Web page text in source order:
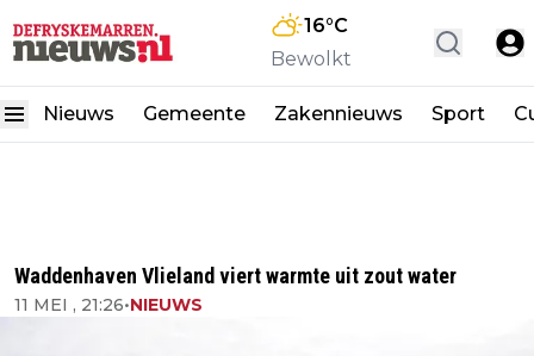
16°C
Bewolkt
Nieuws Gemeente Zakennieuws Sport
Waddenhaven Vlieland viert warmte uit zout water
11 MEI , 21:26•NIEUWS